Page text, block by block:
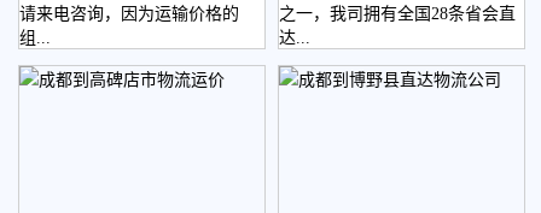
请来电咨询，因为运输价格的
组...
之一，我司拥有全国28条省会直
达...